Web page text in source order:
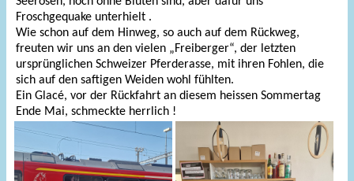
Froschgequake unterhielt .
Wie schon auf dem Hinweg, so auch auf dem Rückweg,
freuten wir uns an den vielen „Freiberger“, der letzten
ursprünglichen Schweizer Pferderasse, mit ihren Fohlen, die
sich auf den saftigen Weiden wohl fühlten.
Ein Glacé, vor der Rückfahrt an diesem heissen Sommertag
Ende Mai, schmeckte herrlich !